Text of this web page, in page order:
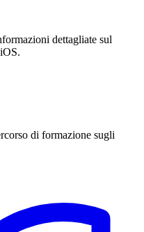
dettagliate sul
di formazione sugli